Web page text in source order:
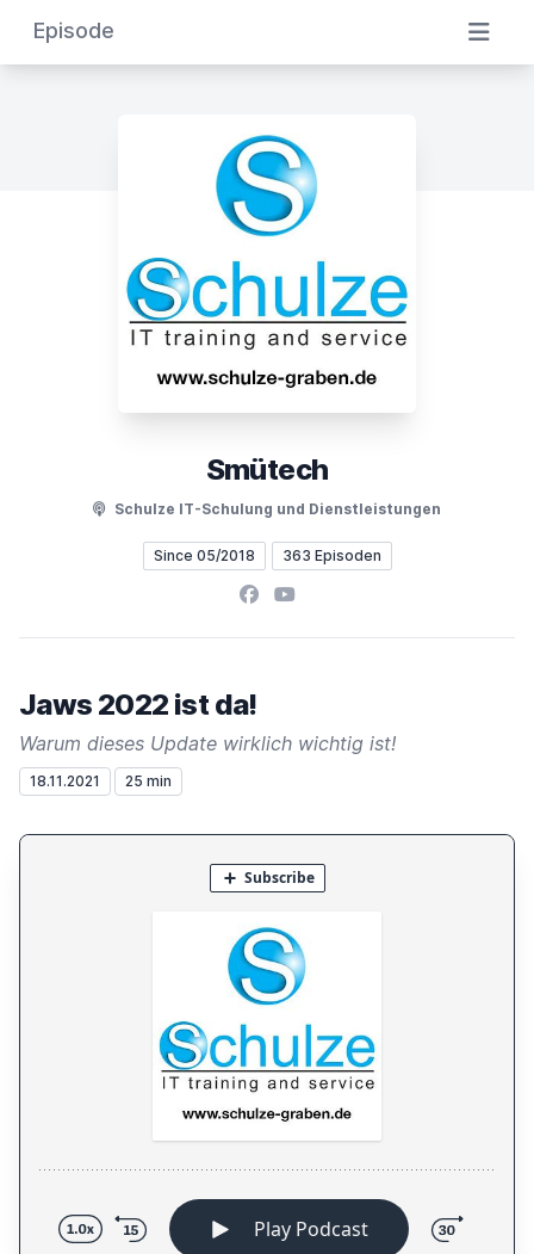
Episode
Smütech
Schulze IT-Schulung und Dienstleistungen
Since 05/2018 363 Episoden
Facebook
YouTube
Jaws 2022 ist da!
Warum dieses Update wirklich wichtig ist!
18.11.2021 25 min